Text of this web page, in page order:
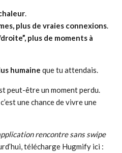
plus de vraies connexions
plus de moments à
humaine que tu attendais.
peut-être un moment perdu.
une chance de vivre une
rencontre sans swipe
télécharge Hugmify ici :